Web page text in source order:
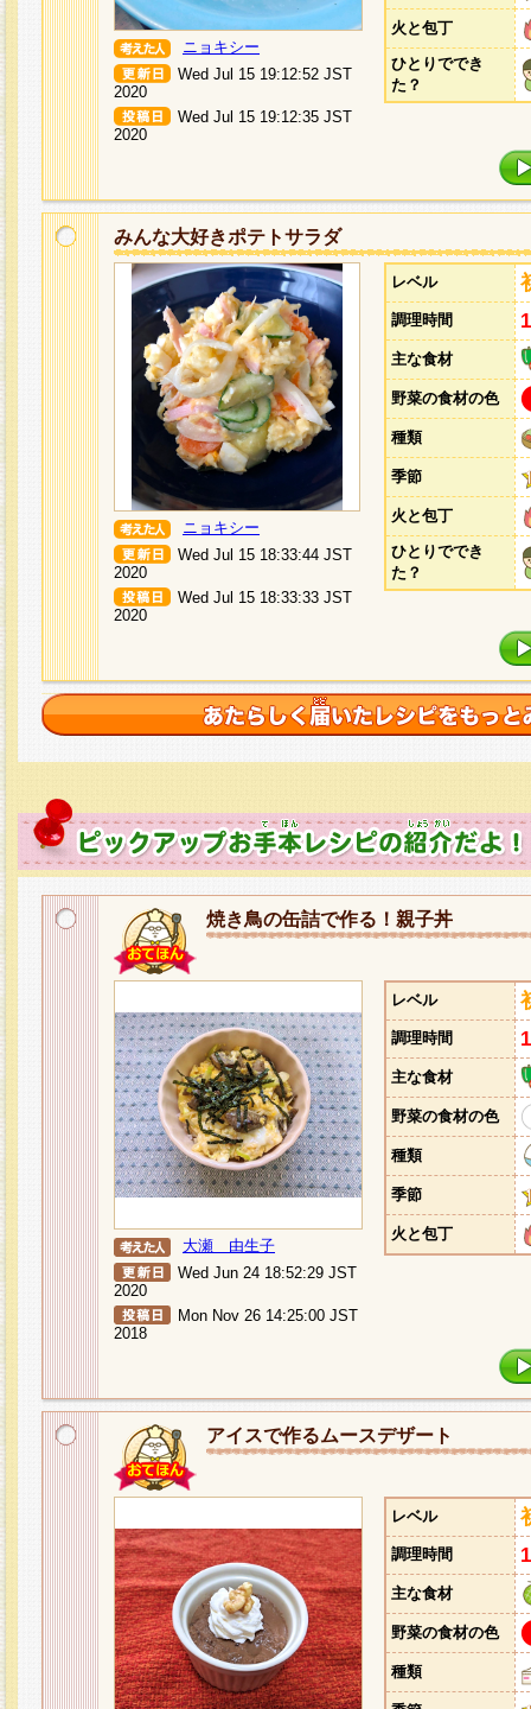
ニョキシー
Wed Jul 15 19:12:52 JST
2020
Wed Jul 15 19:12:35 JST
2020
火と包丁
ひとりででき
た？
みんな大好きポテトサラダ
ニョキシー
Wed Jul 15 18:33:44 JST
2020
Wed Jul 15 18:33:33 JST
2020
レベル
調理時間
主な食材
野菜の食材の色
種類
季節
火と包丁
ひとりででき
た？
焼き鳥の缶詰で作る！親子丼
大瀬 由生子
Wed Jun 24 18:52:29 JST
2020
Mon Nov 26 14:25:00 JST
2018
レベル
調理時間
主な食材
野菜の食材の色
種類
季節
火と包丁
アイスで作るムースデザート
レベル
調理時間
主な食材
野菜の食材の色
種類